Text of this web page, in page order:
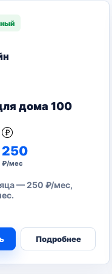
дома 100
250
₽/мес
— 250 ₽/мес,
Подробнее